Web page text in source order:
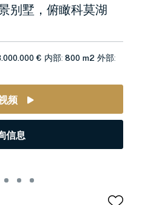
别墅，俯瞰科莫湖
€ 内部:800 m2外部:
频
信息